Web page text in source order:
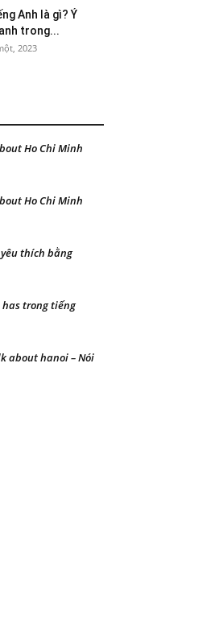
Anh là gì? Ý
trong...
2023
Ho Chi Minh
Ho Chi Minh
thích bằng
has trong tiếng
about hanoi – Nói